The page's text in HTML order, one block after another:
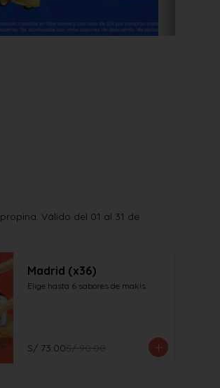
Válido del 01 al 31 de
Madrid (x36)
Elige hasta 6 sabores de makis
S/ 73.00S/ 90.00